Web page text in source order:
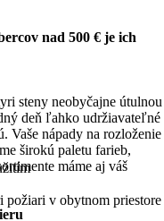
požiari v obytnom priestore
nad 500 € je ich
steny neobyčajne útulnou
deň ľahko udržiavateľné
Vaše nápady na rozloženie
širokú paletu farieb,
máme aj váš